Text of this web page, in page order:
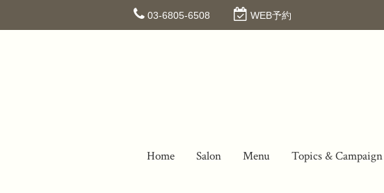
03-6805-6508 WEB予約
Home Salon Menu Topics & Campaign